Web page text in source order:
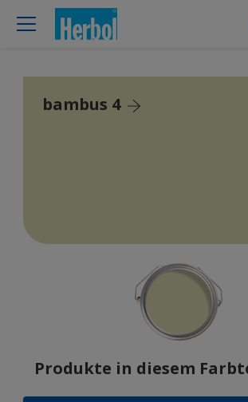
bambus 4
Produkte in diesem